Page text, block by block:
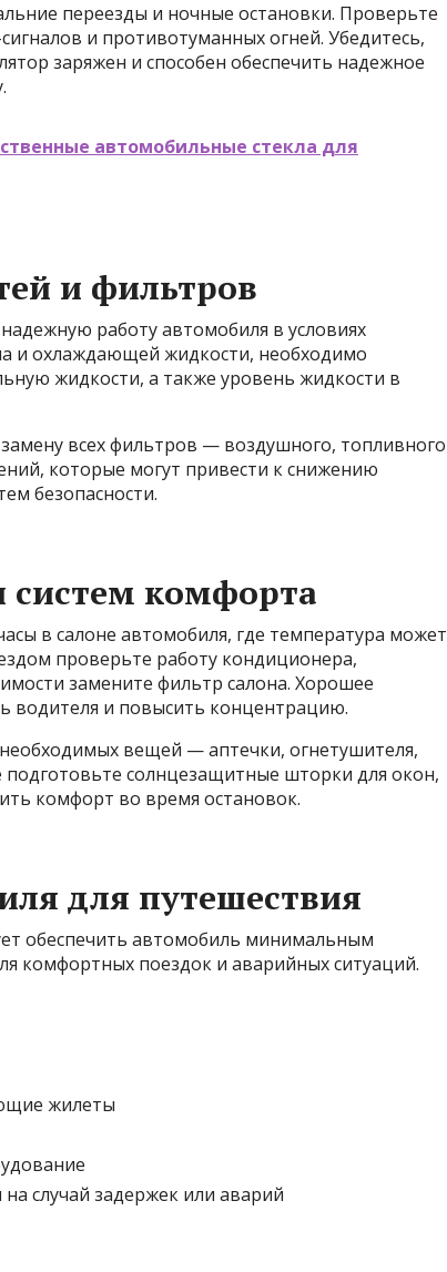
переезды и ночные остановки. Проверьте
и противотуманных огней. Убедитесь,
заряжен и способен обеспечить надежное
автомобильные стекла для
и фильтров
работу автомобиля в условиях
и охлаждающей жидкости, необходимо
жидкости, а также уровень жидкости в
всех фильтров — воздушного, топливного
которые могут привести к снижению
безопасности.
систем комфорта
в салоне автомобиля, где температура может
проверьте работу кондиционера,
замените фильтр салона. Хорошее
водителя и повысить концентрацию.
вещей — аптечки, огнетушителя,
солнцезащитные шторки для окон,
комфорт во время остановок.
для путешествия
обеспечить автомобиль минимальным
комфортных поездок и аварийных ситуаций.
жилеты
случай задержек или аварий